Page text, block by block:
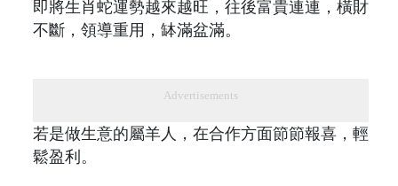
即將生肖蛇運勢越來越旺，往後富貴連連，橫財
不斷，領導重用，缽滿盆滿。
Advertisements
若是做生意的屬羊人，在合作方面節節報喜，輕
鬆盈利。